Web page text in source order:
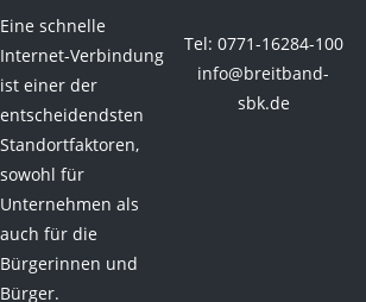
Eine schnelle
Internet-Verbindung
ist einer der
entscheidendsten
Standortfaktoren,
sowohl für
Unternehmen als
auch für die
Bürgerinnen und
Bürger.
Tel: 0771-16284-100
info@breitband-
sbk.de